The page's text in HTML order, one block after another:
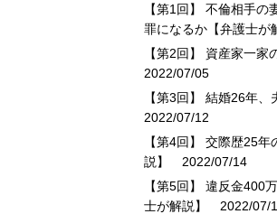
【第1回】 不倫相手
罪になるか【弁護士が
【第2回】 資産家一
2022/07/05
【第3回】 結婚26年
2022/07/12
【第4回】 交際歴25
説】
2022/07/14
【第5回】 違反金400
士が解説】
2022/07/